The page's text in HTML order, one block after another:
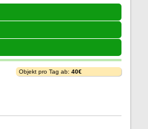
Objekt pro Tag ab: 40€